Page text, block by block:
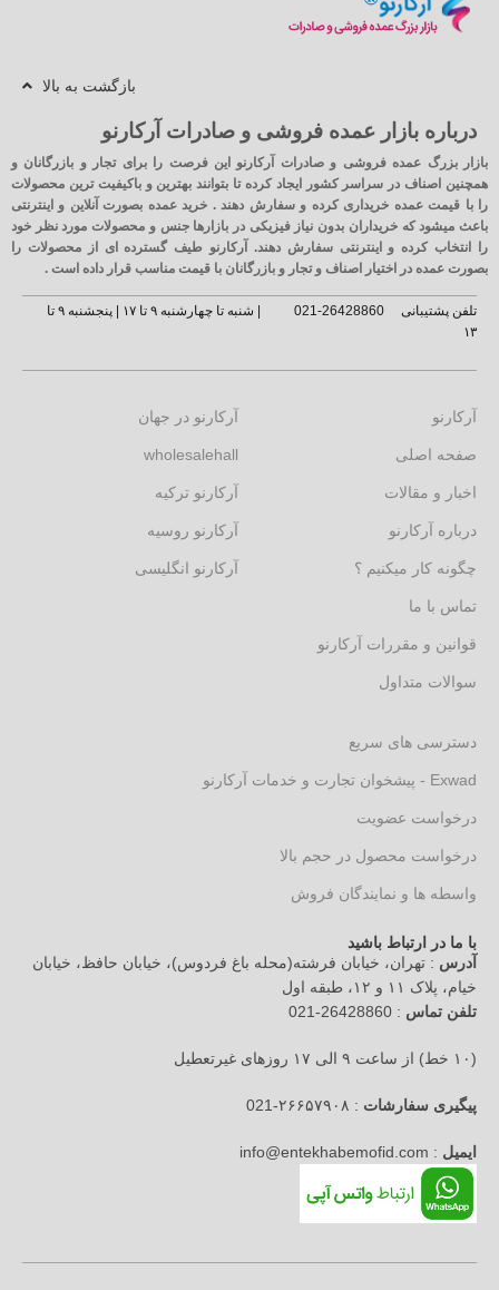
بازگشت به بالا
درباره بازار عمده فروشی و صادرات آرکارنو
بازار بزرگ عمده فروشی و صادرات آرکارنو این فرصت را برای تجار و بازرگانان و
همچنین اصناف در سراسر کشور ایجاد کرده تا بتوانند بهترین و باکیفیت ترین محصولات
را با قیمت عمده خریداری کرده و سفارش دهند . خرید عمده بصورت آنلاین و اینترنتی
باعث میشود که خریداران بدون نیاز فیزیکی در بازارها جنس و محصولات مورد نظر خود
را انتخاب کرده و اینترنتی سفارش دهند. آرکارنو طیف گسترده ای از محصولات را
بصورت عمده در اختیار اصناف و تجار و بازرگانان با قیمت مناسب قرار داده است .
تلفن پشتیبانی 26428860-021
| شنبه تا چهارشنبه ۹ تا ۱۷ | پنجشنبه ۹ تا
۱۳
آرکارنو
صفحه اصلی
اخبار و مقالات
درباره آرکارنو
چگونه کار میکنیم ؟
تماس با ما
قوانین و مقررات آرکارنو
سوالات متداول
آرکارنو در جهان
wholesalehall
آرکارنو ترکیه
آرکارنو روسیه
آرکارنو انگلیسی
دسترسی های سریع
Exwad - پیشخوان تجارت و خدمات آرکارنو
درخواست عضویت
درخواست محصول در حجم بالا
واسطه ها و نمایندگان فروش
با ما در ارتباط باشید
آدرس : تهران، خیابان فرشته(محله باغ فردوس)، خیابان حافظ، خیابان
خیام، پلاک ۱۱ و ۱۲، طبقه اول
تلفن تماس : 26428860-021
(۱۰ خط) از ساعت ۹ الی ۱۷ روزهای غیرتعطیل
پیگیری سفارشات : ۲۶۶۵۷۹۰۸-021
ایمیل : info@entekhabemofid.com